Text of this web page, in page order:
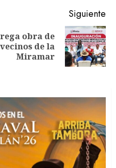
Siguiente
obra de
de la
Miramar